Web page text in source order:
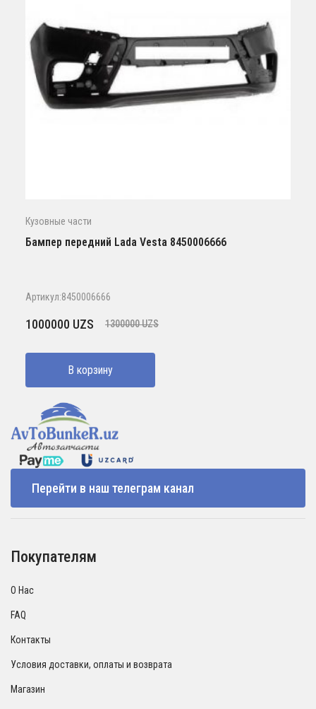
Кузовные части
Бампер передний Lada Vesta 8450006666
Артикул:8450006666
1300000UZS
Первоначальная
составляла
1300000 UZS.
1000000 UZS
Текущая
1000000 UZS.
В корзину
Перейти в наш телеграм канал
Покупателям
О Нас
FAQ
Контакты
Условия доставки, оплаты и возврата
Магазин